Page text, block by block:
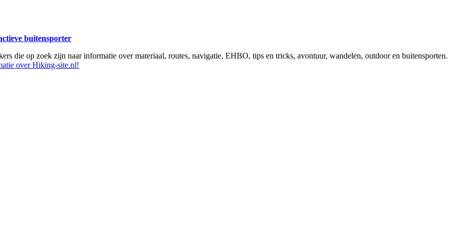
buitensporter
die op zoek zijn naar informatie over materiaal, routes, navigatie, EHBO, tips en tricks, avontuur, wandelen, outdoor en buitensporten.
over Hiking-site.nl!